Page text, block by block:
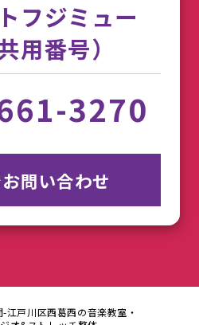
フジミュー
用番号）
3270
問い合わせ
戸川区西葛西の音楽教室・